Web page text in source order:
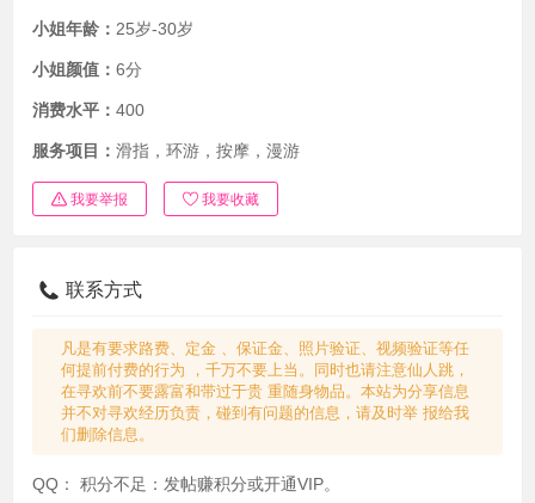
小姐年龄： 25岁-30岁
小姐颜值： 6分
消费水平： 400
服务项目： 滑指，环游，按摩，漫游
我要举报 我要收藏
联系方式
凡是有要求路费、定金 、保证金、照片验证、视频验证等任
何提前付费的行为 ，千万不要上当。同时也请注意仙人跳，
在寻欢前不要露富和带过于贵 重随身物品。本站为分享信息
并不对寻欢经历负责，碰到有问题的信息，请及时举 报给我
们删除信息。
QQ： 积分不足：发帖赚积分或开通VIP。